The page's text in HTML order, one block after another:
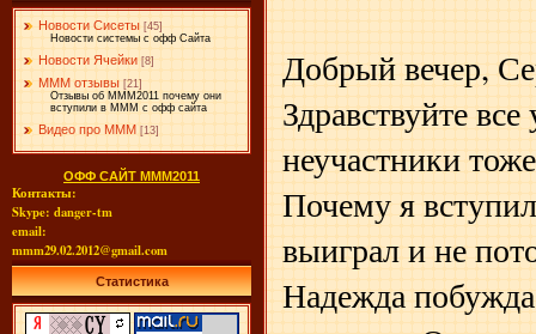
Новости Сисеты [45]
Новости системы с офф Сайта
Новости Ячейки [8]
МММ отзывы [21]
Отзывы об МММ2011 почему они
вступили в МММ с офф сайта
Видео про МММ [13]
ОФФ САЙТ МММ2011
Контакты:
Skype: danger-tm
email:
mmm29.02.2012@gmail.com
Статистика
Добрый вечер,
Здравствуйте
неучастники
Почему я
выиграл и не
Надежда